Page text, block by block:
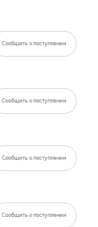
Сообщить о поступлении
Сообщить о поступлении
Сообщить о поступлении
Сообщить о поступлении